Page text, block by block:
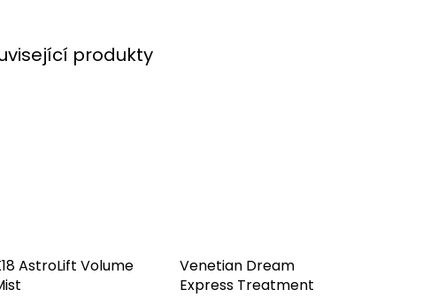
produkty
AstroLift Volume
Venetian Dream
Express Treatment